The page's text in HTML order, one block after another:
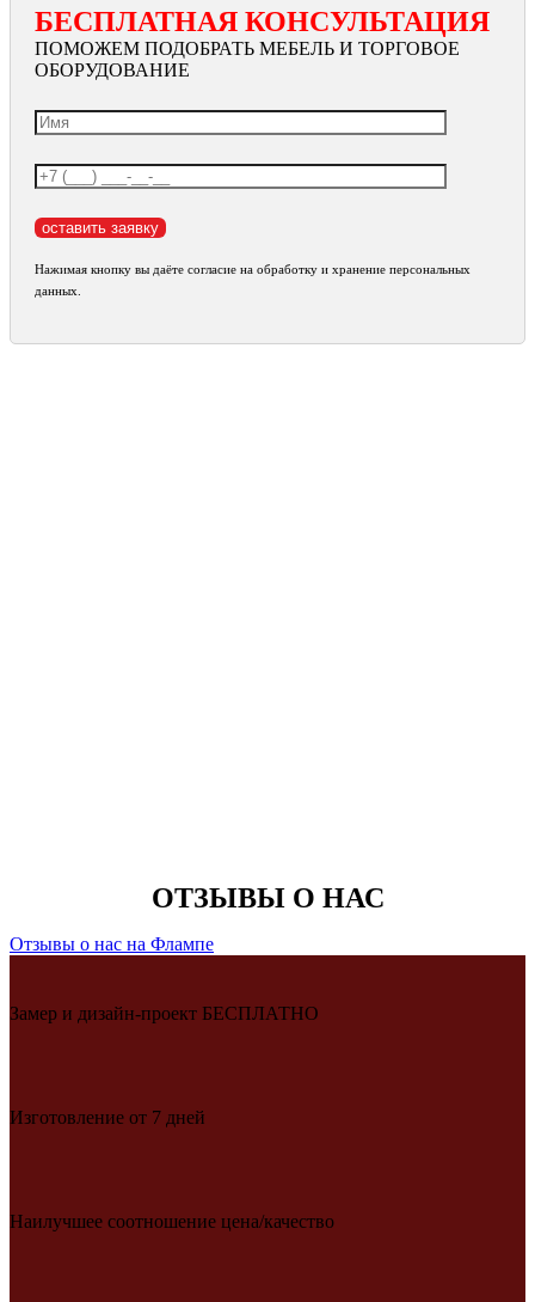
БЕСПЛАТНАЯ КОНСУЛЬТАЦИЯ
ПОМОЖЕМ ПОДОБРАТЬ МЕБЕЛЬ И ТОРГОВОЕ
ОБОРУДОВАНИЕ
Нажимая кнопку вы даёте согласие на обработку и хранение персональных
данных.
ОТЗЫВЫ О НАС
Отзывы о нас на Флампе
Замер и дизайн-проект БЕСПЛАТНО
Изготовление от 7 дней
Наилучшее соотношение цена/качество